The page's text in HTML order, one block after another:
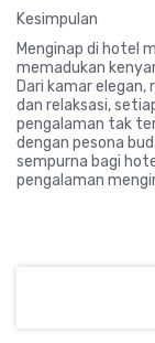
Kesimpulan
Menginap di hotel
memadukan
Dari kamar
dan relaksasi,
pengalaman tak
dengan pesona
sempurna bagi
pengalaman